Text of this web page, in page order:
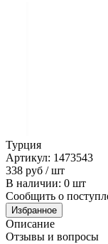
Турция
Артикул: 1473543
338 руб / шт
В наличии: 0 шт
Сообщить о
Избранное
Описание
Отзывы и вопросы